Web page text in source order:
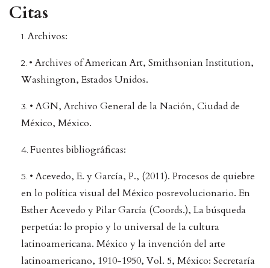
Citas
Archivos:
• Archives of American Art, Smithsonian Institution,
Washington, Estados Unidos.
• AGN, Archivo General de la Nación, Ciudad de
México, México.
Fuentes bibliográficas:
• Acevedo, E. y García, P., (2011). Procesos de quiebre
en lo política visual del México posrevolucionario. En
Esther Acevedo y Pilar García (Coords.), La búsqueda
perpetúa: lo propio y lo universal de la cultura
latinoamericana. México y la invención del arte
latinoamericano, 1910-1950, Vol. 5, México: Secretaría